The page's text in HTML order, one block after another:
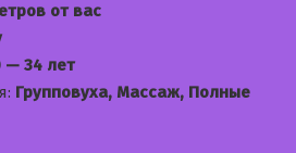
от вас
— 34 лет
Групповуха, Массаж, Полные